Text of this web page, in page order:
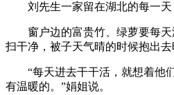
刘先生一家留在湖北的每一天
窗户边的富贵竹、绿萝要每天
扫干净，被子天气晴的时候抱出
“每天进去干干活，就想着他
有温暖的。”娟姐说。